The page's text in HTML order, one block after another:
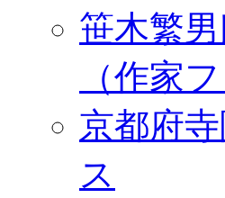
笹木繁
（作家
京都府
ス